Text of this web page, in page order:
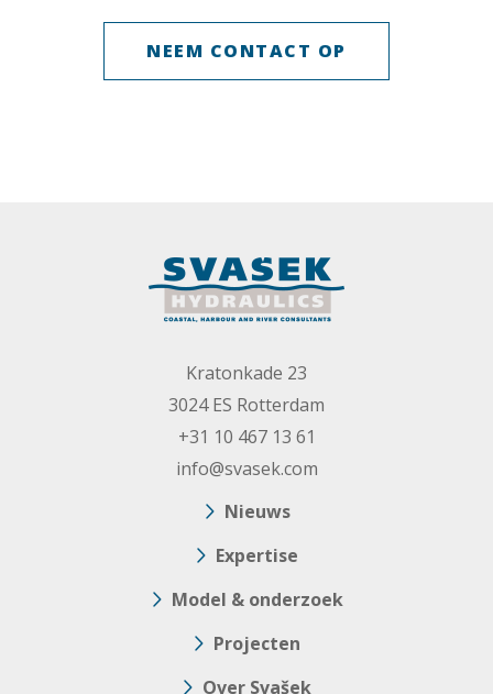
NEEM CONTACT OP
Kratonkade 23
3024 ES Rotterdam
+31 10 467 13 61
info@svasek.com
Nieuws
Expertise
Model & onderzoek
Projecten
Over Svašek